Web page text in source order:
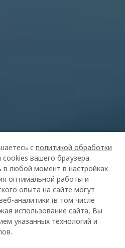
C7
000 ₽²
с политикой обработки
вашего браузера.
любой момент в настройках
оптимальной работы и
опыта на сайте могут
аналитики (в том числе
использование сайта, Вы
указанных технологий и